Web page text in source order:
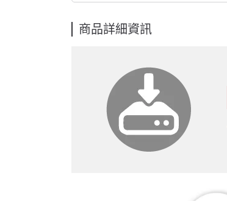
商品詳細資訊